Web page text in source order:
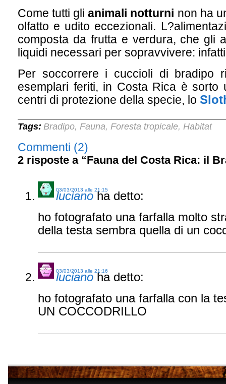
Come tutti glianimali notturni non ha
olfatto e udito eccezionali.
composta da frutta e verdura, che gli
liquidi necessari per sopravvivere:
Per soccorrere i cuccioli di bradipo
esemplari feriti, in Costa Rica è sorto
centri di protezione della specie, lo
Tags: Bradipo, Fauna, Foresta tropicale, Habitat
Commenti (2)
2 risposte a “Fauna del Costa Rica: il
luciano ha detto:
03/03/2013 alle 21:15
ho fotografato una farfalla molto
della testa sembra quella di un
luciano ha detto:
03/03/2013 alle 21:16
ho fotografato una farfalla con la
UN COCCODRILLO